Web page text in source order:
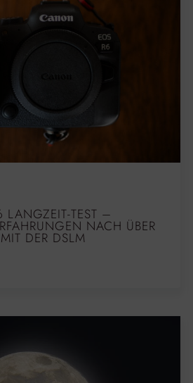
TEST –
NACH ÜBER
DER DSLM